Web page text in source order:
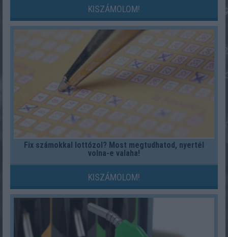
KISZÁMOLOM!
Fix számokkal lottózol? Most megtudhatod, nyertél
volna-e valaha!
KISZÁMOLOM!